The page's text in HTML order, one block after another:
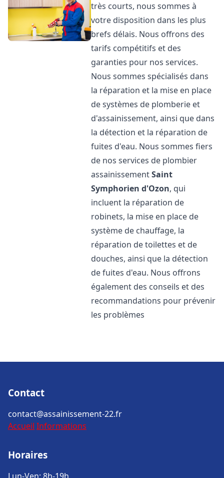
très courts, nous sommes à
votre disposition dans les plus
brefs délais. Nous offrons des
tarifs compétitifs et des
garanties pour nos services.
Nous sommes spécialisés dans
la réparation et la mise en place
de systèmes de plomberie et
d'assainissement, ainsi que dans
la détection et la réparation de
fuites d'eau. Nous sommes fiers
de nos services de plombier
assainissementSaint
Symphorien d'Ozon, qui
incluent la réparation de
robinets, la mise en place de
système de chauffage, la
réparation de toilettes et de
douches, ainsi que la détection
de fuites d'eau. Nous offrons
également des conseils et des
recommandations pour prévenir
les problèmes
Contact
contact@assainissement-22.fr
Accueil Informations
Horaires